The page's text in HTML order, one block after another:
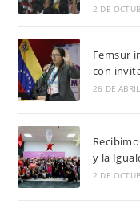
2 DE
Femsur
con
26 DE
y la
2 DE